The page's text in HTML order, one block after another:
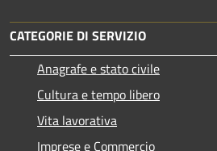
CATEGORIE DI SERVIZIO
Anagrafe e stato civile
Cultura e tempo libero
Vita lavorativa
Imprese e Commercio